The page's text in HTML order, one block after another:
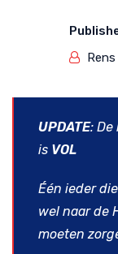
UPDATE:
is VOL
Één ieder
wel naar de
moeten